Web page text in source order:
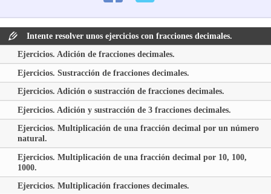
Intente resolver unos ejercicios con fracciones decimales.
Ejercicios. Adición de fracciones decimales.
Ejercicios. Sustracción de fracciones decimales.
Ejercicios. Adición o sustracción de fracciones decimales.
Ejercicios. Adición y sustracción de 3 fracciones decimales.
Ejercicios. Multiplicación de una fracción decimal por un número
natural.
Ejercicios. Multiplicación de una fracción decimal por 10, 100,
1000.
Ejercicios. Multiplicación fracciones decimales.